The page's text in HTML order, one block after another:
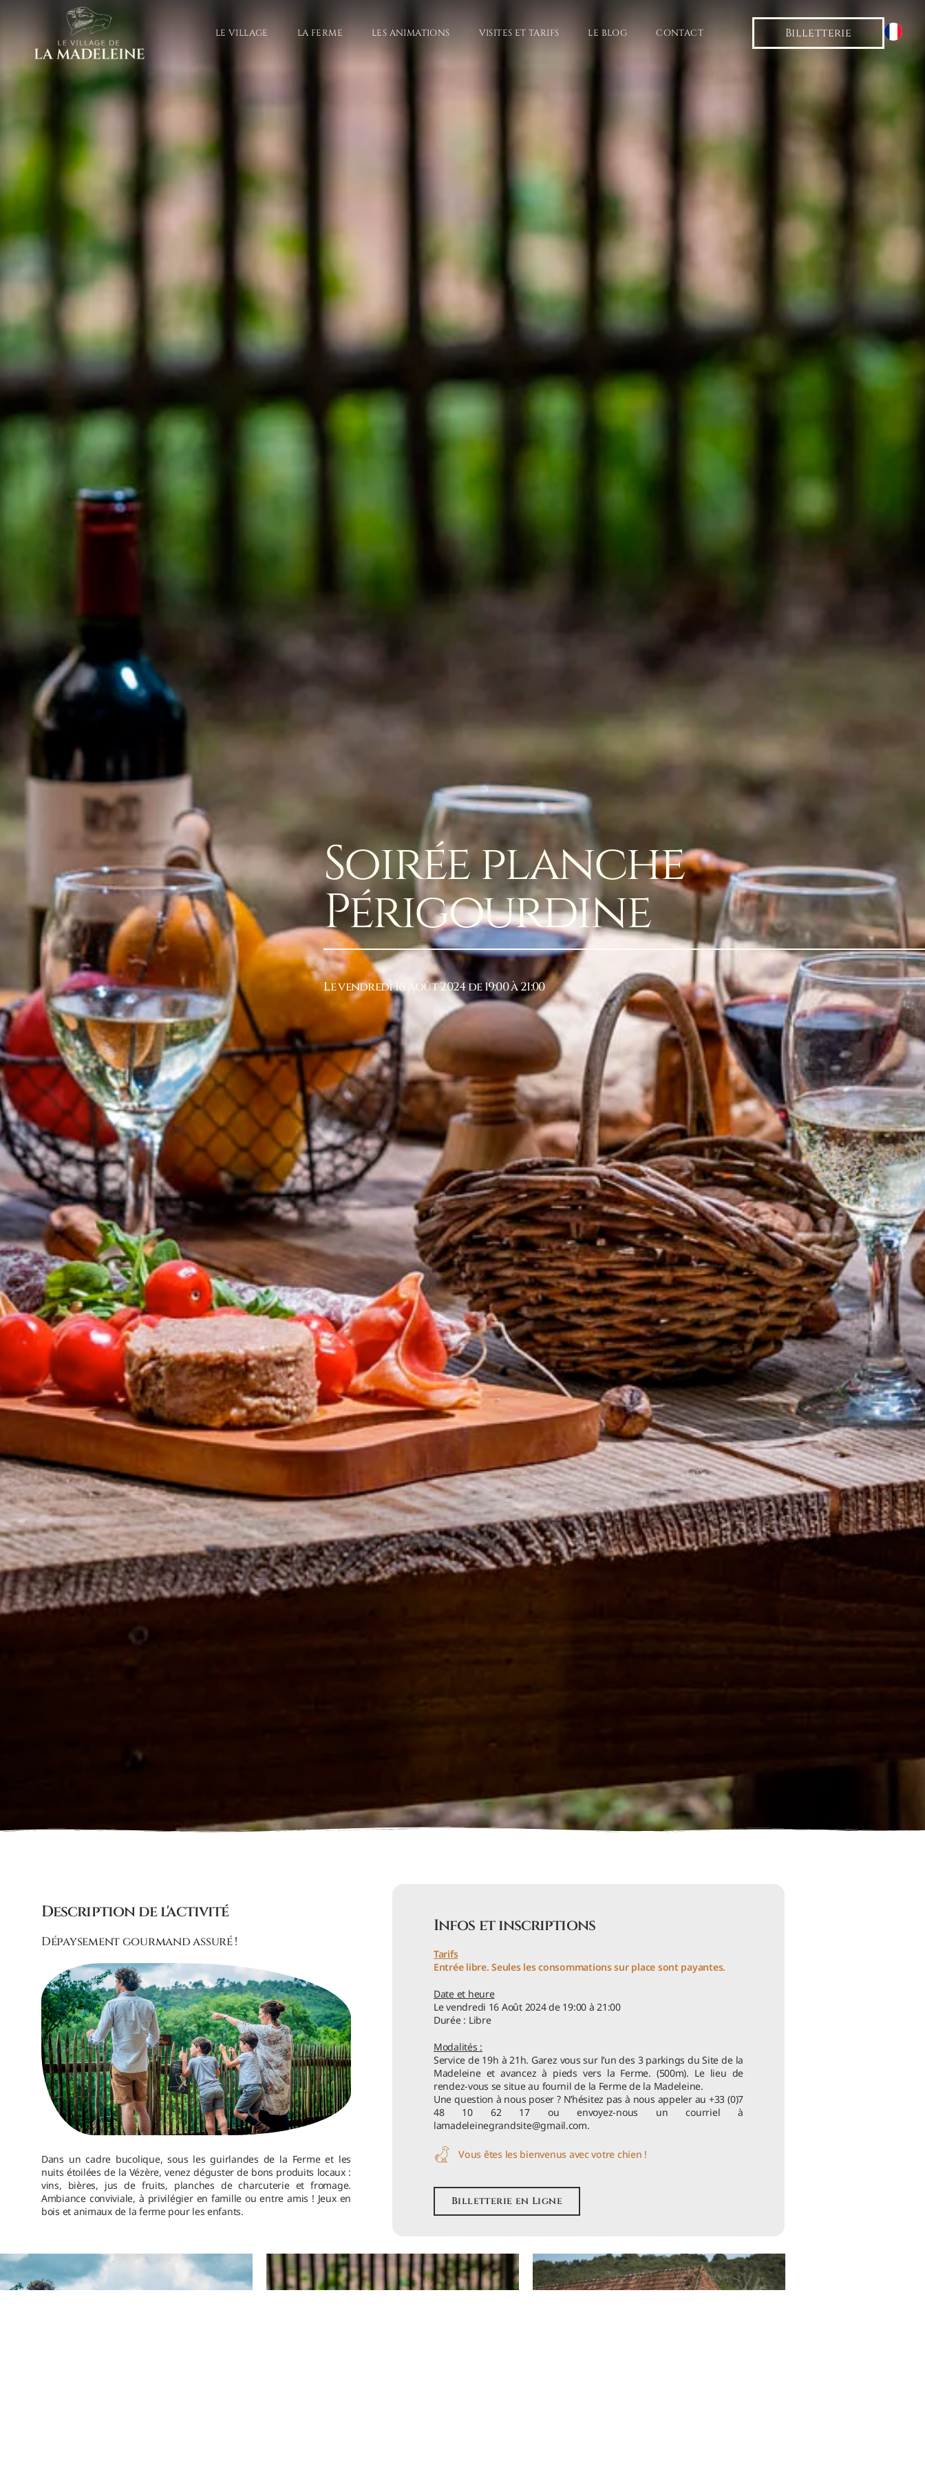
LE VILLAGE LA FERME LES ANIMATIONS VISITES ET TARIFS LE BLOG CONTACT Billetterie
Soirée planche
Périgourdine
Le vendredi 16 Août 2024 de 19:00 à 21:00
Description de l'activité
Dépaysement gourmand assuré !
Dans un cadre bucolique, sous les guirlandes de la Ferme et les
nuits étoilées de la Vézère, venez déguster de bons produits locaux :
vins, bières, jus de fruits, planches de charcuterie et fromage.
Ambiance conviviale, à privilégier en famille ou entre amis ! Jeux en
bois et animaux de la ferme pour les enfants.
Infos et inscriptions
Tarifs
Entrée libre. Seules les consommations sur place sont payantes.
Date et heure
Le vendredi 16 Août 2024 de 19:00 à 21:00
Durée : Libre
Modalités :
Service de 19h à 21h. Garez vous sur l’un des 3 parkings du Site de la
Madeleine et avancez à pieds vers la Ferme. (500m). Le lieu de
rendez-vous se situe au fournil de la Ferme de la Madeleine.
Une question à nous poser ? N’hésitez pas à nous appeler au +33 (0)7
48 10 62 17 ou envoyez-nous un courriel à
lamadeleinegrandsite@gmail.com.
Vous êtes les bienvenus avec votre chien !
Billetterie en Ligne